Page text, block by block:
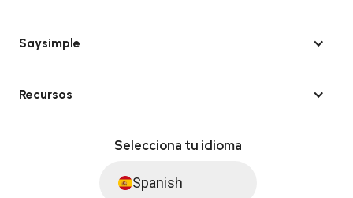
Saysimple
Recursos
Selecciona tu idioma
Spanish